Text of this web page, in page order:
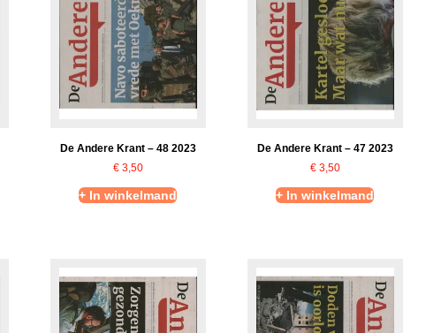
De Andere Krant – 48 2023
€3,50
+ In winkelmand
De Andere Krant – 47 2023
€3,50
+ In winkelmand